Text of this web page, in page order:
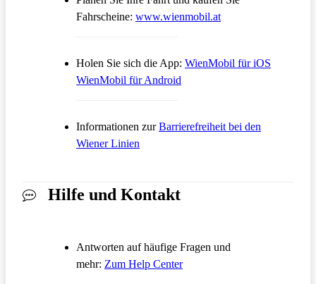
Fahrscheine: www.wienmobil.atÖffnet in einem
Holen Sie sich die App: WienMobil für iOS
WienMobil für Android
Informationen zurBarrierefreiheit bei den
Wiener Linien
Hilfe und Kontakt
Antworten auf häufige Fragen und
mehr: Zum Help CenterÖffnet in einem neuen Tab